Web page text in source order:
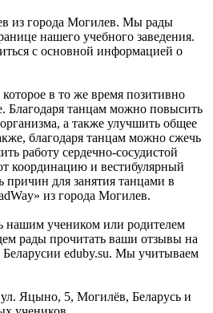
из города Могилев. Мы рады
нашего учебного заведения.
с основной информацией о
в то же время позитивно
Благодаря танцам можно повысить
а также улучшить общее
благодаря танцам можно сжечь
работу сердечно-сосудистой
координацию и вестибулярный
причин для занятия танцами в
из города Могилев.
нашим учеником или родителем
рады прочитать ваши отзывы на
Беларусии eduby.su. Мы учитываем
Яцыно, 5, Могилёв, Беларусь и